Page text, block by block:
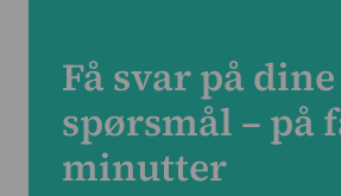
Enkel registrering ved
Integrasjoner
Koble til lønns- eller ERP-
Få svar på dine
spørsmål – på
minutter